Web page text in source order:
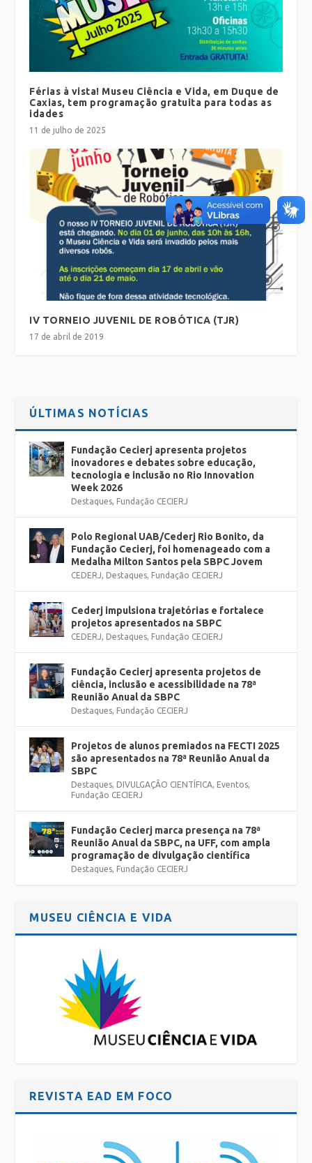
Férias à vista! Museu Ciência e Vida, em Duque de
Caxias, tem programação gratuita para todas as
idades
11 de julho de 2025
IV TORNEIO JUVENIL DE ROBÓTICA (TJR)
17 de abril de 2019
ÚLTIMAS NOTÍCIAS
Fundação Cecierj apresenta projetos
inovadores e debates sobre educação,
tecnologia e inclusão no Rio Innovation
Week 2026
Destaques, Fundação CECIERJ
Polo Regional UAB/Cederj Rio Bonito, da
Fundação Cecierj, foi homenageado com a
Medalha Milton Santos pela SBPC Jovem
CEDERJ, Destaques, Fundação CECIERJ
Cederj impulsiona trajetórias e fortalece
projetos apresentados na SBPC
CEDERJ, Destaques, Fundação CECIERJ
Fundação Cecierj apresenta projetos de
ciência, inclusão e acessibilidade na 78ª
Reunião Anual da SBPC
Destaques, Fundação CECIERJ
Projetos de alunos premiados na FECTI 2025
são apresentados na 78ª Reunião Anual da
SBPC
Destaques, DIVULGAÇÃO CIENTÍFICA, Eventos,
Fundação CECIERJ
Fundação Cecierj marca presença na 78ª
Reunião Anual da SBPC, na UFF, com ampla
programação de divulgação científica
Destaques, Fundação CECIERJ
MUSEU CIÊNCIA E VIDA
REVISTA EAD EM FOCO